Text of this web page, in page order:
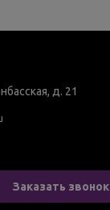
д. 21
Заказать звонок